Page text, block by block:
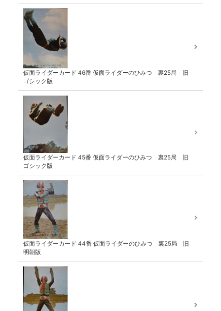
仮面ライダーカード 46番 仮面ライダーのひみつ 裏25局 旧
ゴシック版
仮面ライダーカード 45番 仮面ライダーのひみつ 裏25局 旧
ゴシック版
仮面ライダーカード 44番 仮面ライダーのひみつ 裏25局 旧
明朝版